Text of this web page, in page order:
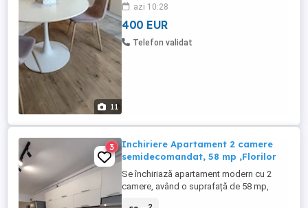
11
open-space; * dormitor generos și
luminos, cu ieșire la balcon; * ...
azi 10:28
400 EUR
Telefon validat
3
Inchiriere Apartament 2 camere
semidecomandat, 58 mp ,Florilor
Se închiriază apartament modern cu 2
camere, având o suprafață de 58 mp,